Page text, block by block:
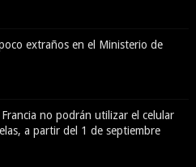
extraños en el Ministerio de
no podrán utilizar el celular
a partir del 1 de septiembre